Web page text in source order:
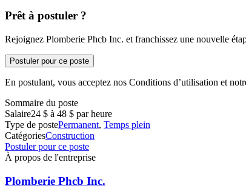
Prêt à postuler ?
Rejoignez Plomberie Phcb Inc. et franchissez une nouvelle
Postuler pour ce poste
En postulant, vous acceptez nos Conditions d’utilisation et
Sommaire du poste
Salaire24 $ à 48 $ par heure
Type de postePermanent, Temps plein
CatégoriesConstruction
Postuler pour ce poste
À propos de l'entreprise
Plomberie Phcb Inc.